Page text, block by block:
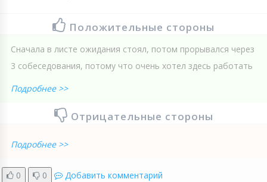
Положительные стороны
Сначала в листе ожидания стоял, потом прорывался через
3 собеседования, потому что очень хотел здесь работать
Подробнее >>
Отрицательные стороны
Подробнее >>
0 0 Добавить комментарий